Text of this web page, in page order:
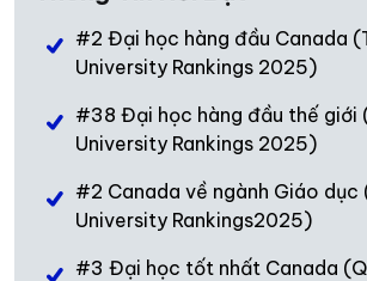
#2 Đại học hàng đầu Canada
University Rankings 2025)
#38 Đại học hàng đầu thế giới
University Rankings 2025)
#2 Canada về ngành Giáo dục
University Rankings2025)
#3 Đại học tốt nhất Canada